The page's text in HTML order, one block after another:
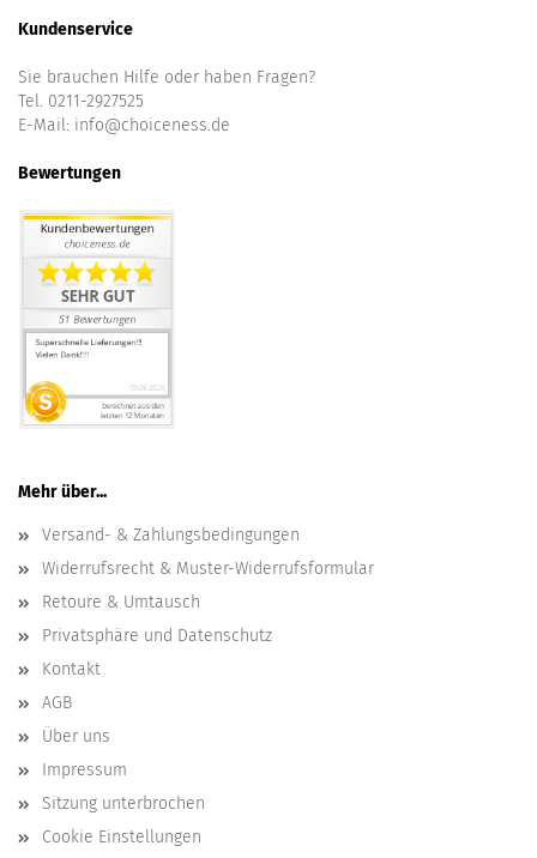
Kundenservice
Sie brauchen Hilfe oder haben Fragen?
Tel. 0211-2927525
E-Mail: info@choiceness.de
Bewertungen
Mehr über...
Versand- & Zahlungsbedingungen
Widerrufsrecht & Muster-Widerrufsformular
Retoure & Umtausch
Privatsphäre und Datenschutz
Kontakt
AGB
Über uns
Impressum
Sitzung unterbrochen
Cookie Einstellungen